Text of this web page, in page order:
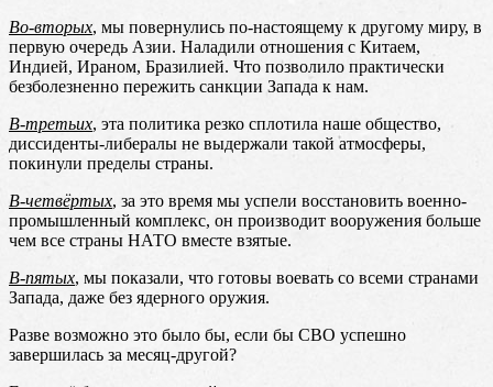
Во-вторых, мы повернулись по-настоящему к другому миру, в
первую очередь Азии. Наладили отношения с Китаем,
Индией, Ираном, Бразилией. Что позволило практически
безболезненно пережить санкции Запада к нам.
В-третьих, эта политика резко сплотила наше общество,
диссиденты-либералы не выдержали такой атмосферы,
покинули пределы страны.
В-четвёртых, за это время мы успели восстановить военно-
промышленный комплекс, он производит вооружения больше
чем все страны НАТО вместе взятые.
В-пятых, мы показали, что готовы воевать со всеми странами
Запада, даже без ядерного оружия.
Разве возможно это было бы, если бы СВО успешно
завершилась за месяц-другой?